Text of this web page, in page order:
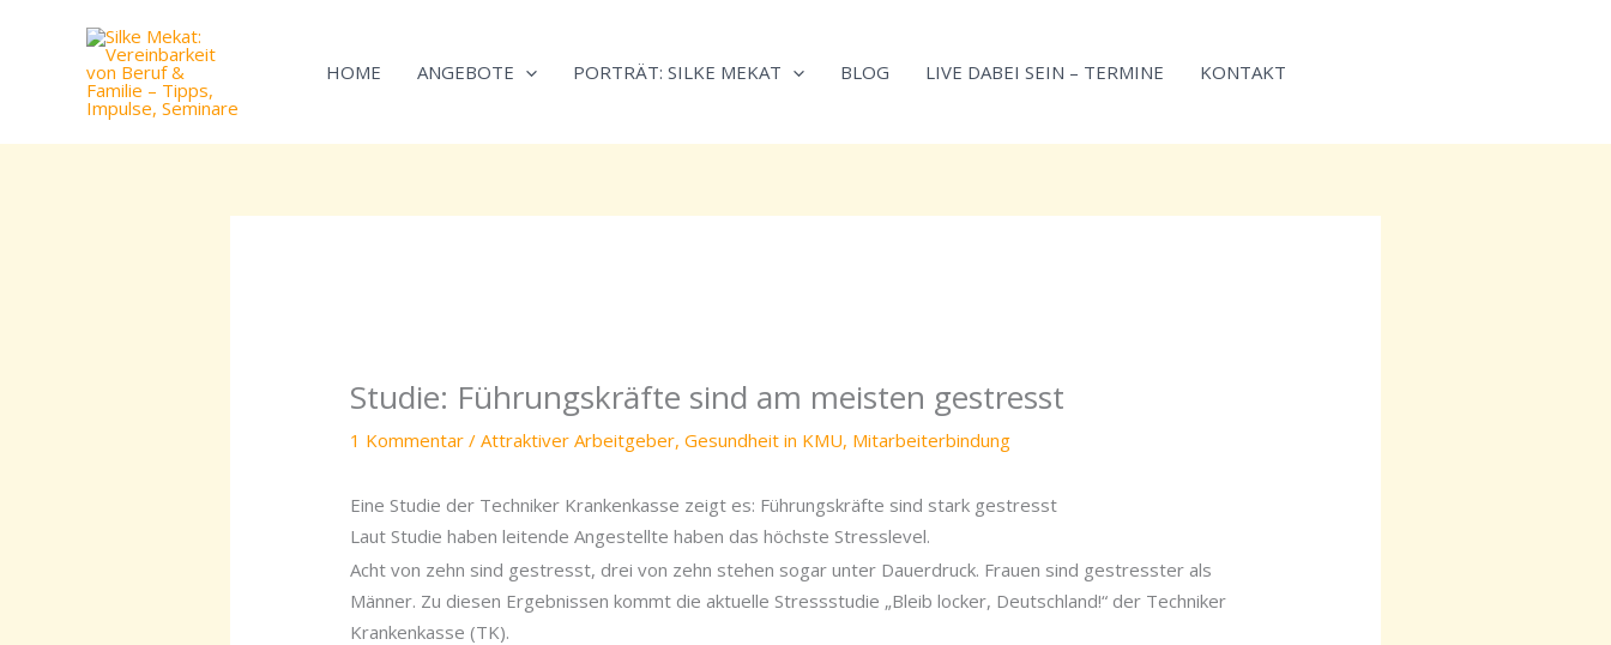
HOME ANGEBOTE PORTRÄT: SILKE MEKAT BLOG LIVE DABEI SEIN – TERMINE KONTAKT
Studie: Führungskräfte sind am meisten gestresst
1 Kommentar /Attraktiver Arbeitgeber,Gesundheit in KMU, Mitarbeiterbindung
Eine Studie der Techniker Krankenkasse zeigt es: Führungskräfte sind stark gestresst
Laut Studie haben leitende Angestellte haben das höchste Stresslevel.
Acht von zehn sind gestresst, drei von zehn stehen sogar unter Dauerdruck. Frauen sind gestresster als
Männer. Zu diesen Ergebnissen kommt die aktuelle Stressstudie „Bleib locker, Deutschland!“ der Techniker
Krankenkasse (TK).
sich
reduzieren